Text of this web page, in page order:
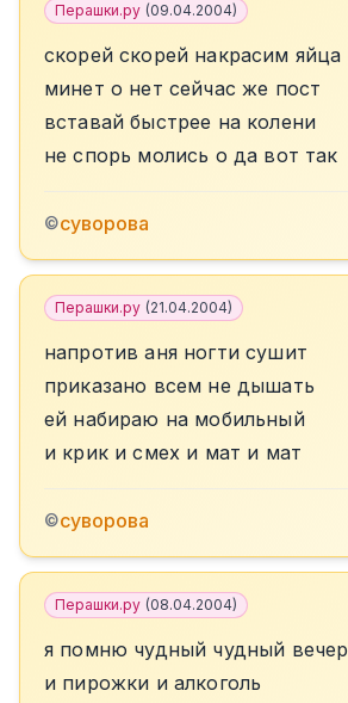
Перашки.ру (09.04.2004)
скорей скорей накрасим яйца
минет о нет сейчас же пост
вставай быстрее на колени
не спорь молись о да вот так
©суворова
Перашки.ру (21.04.2004)
напротив аня ногти сушит
приказано всем не дышать
ей набираю на мобильный
и крик и смех и мат и мат
©суворова
Перашки.ру (08.04.2004)
я помню чудный чудный вечер
и пирожки и алкоголь